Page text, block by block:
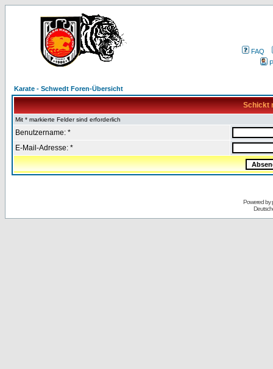
FAQ
Karate - Schwedt Foren-Übersicht
Schickt
Mit * markierte Felder sind erforderlich
Benutzername: *
E-Mail-Adresse: *
Powered by